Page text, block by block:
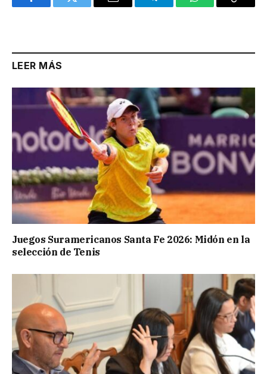
FacebookTwitter Email TelegramWhatsAppCopy
LEER MÁS
Juegos Suramericanos Santa Fe 2026: Midón en la
selección de Tenis